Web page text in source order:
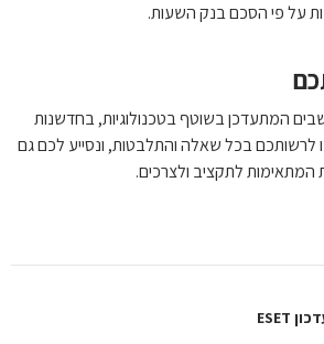
פי הסכם בנק השעות.
המתעדכן בשוטף בטכנולוגיות, בחדשנות
בכל שאלה והתלבטות, ונסייע לכם גם
לתקציב ולצרכים.